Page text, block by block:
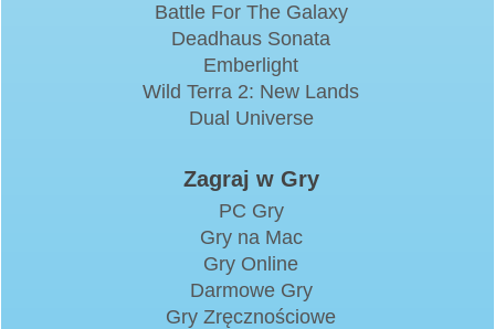
Battle For The Galaxy
Deadhaus Sonata
Emberlight
Wild Terra 2: New Lands
Dual Universe
Zagraj w Gry
PC Gry
Gry na Mac
Gry Online
Darmowe Gry
Gry Zręcznościowe